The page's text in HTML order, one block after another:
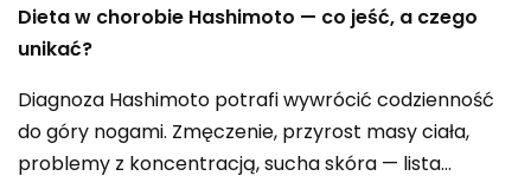
Dieta w chorobie Hashimoto — co jeść, a czego
unikać?
Diagnoza Hashimoto potrafi wywrócić codzienność
do góry nogami. Zmęczenie, przyrost masy ciała,
problemy z koncentracją, sucha skóra — lista